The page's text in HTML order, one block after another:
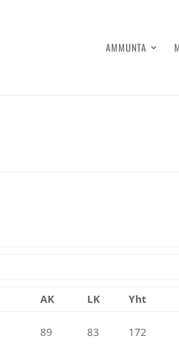
AMMUNTA
AK LK Yht
89 83 172